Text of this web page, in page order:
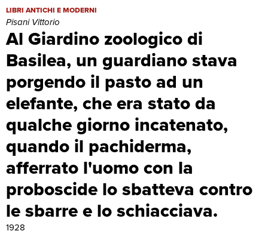
Al Giardino zoologico di
Basilea, un guardiano stava
porgendo il pasto ad un
elefante, che era stato da
qualche giorno incatenato,
quando il pachiderma,
afferrato l'uomo con la
proboscide lo sbatteva contro
le sbarre e lo schiacciava.
Al Giardino zoologico di Basilea, un guardiano stava porgendo il
LIBRI ANTICHI E MODERNI
Pisani Vittorio
1928